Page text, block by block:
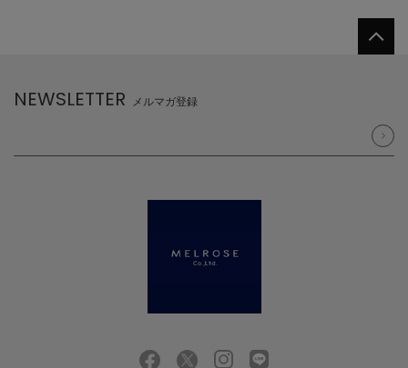
NEWSLETTER メルマガ登録